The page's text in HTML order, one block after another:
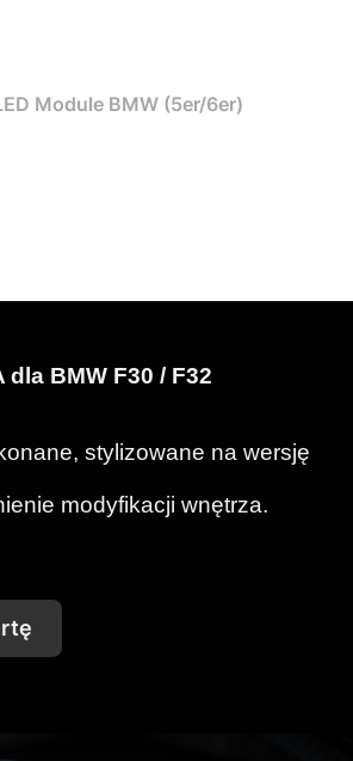
Module BMW (5er/6er)
dla BMW F30 / F32
stylizowane na wersję
modyfikacji wnętrza.